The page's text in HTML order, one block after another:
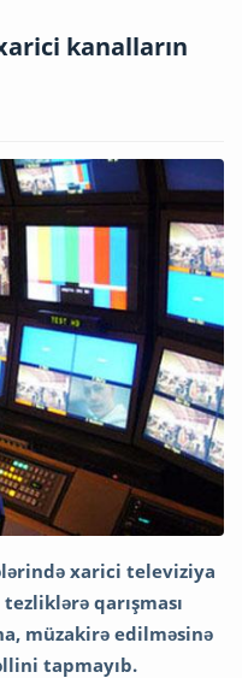
kanalların
xarici televiziya
qarışması
müzakirə edilməsinə
tapmayıb.